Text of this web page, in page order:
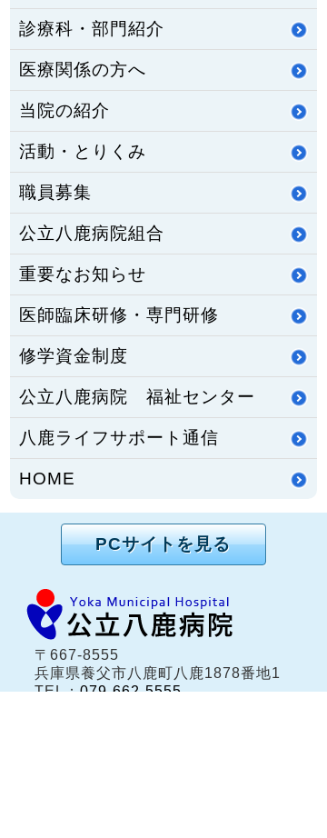
診療科・部門紹介
医療関係の方へ
当院の紹介
活動・とりくみ
職員募集
公立八鹿病院組合
重要なお知らせ
医師臨床研修・専門研修
修学資金制度
公立八鹿病院 福祉センター
八鹿ライフサポート通信
HOME
PCサイトを見る
〒667-8555
兵庫県養父市八鹿町八鹿1878番地1
TEL：079-662-5555